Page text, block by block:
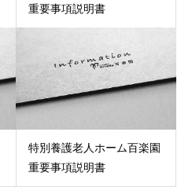
重要事項説明書
特別養護老人ホーム百楽園
重要事項説明書